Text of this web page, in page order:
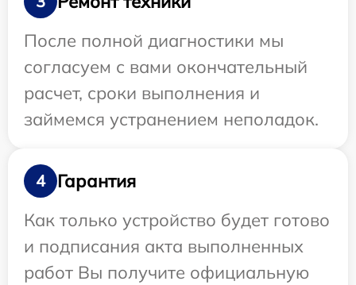
После полной диагностики мы
согласуем с вами окончательный
расчет, сроки выполнения и
займемся устранением неполадок.
4
Гарантия
Как только устройство будет готово
и подписания акта выполненных
работ Вы получите официальную